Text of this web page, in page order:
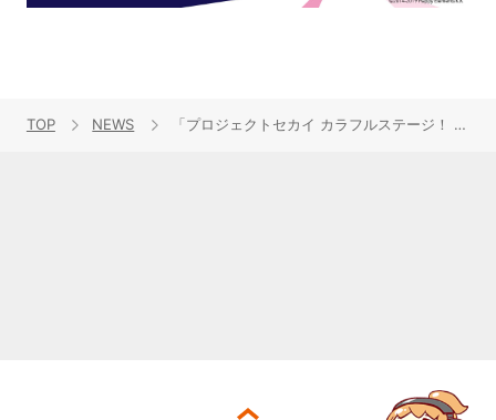
TOP NEWS 「プロジェクトセカイ カラフルステージ！ feat. 初音ミク テーマソング・アニバーサリーソングアルバム」リリース！